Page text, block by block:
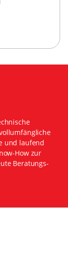
und laufend
How zur
Beratungs-